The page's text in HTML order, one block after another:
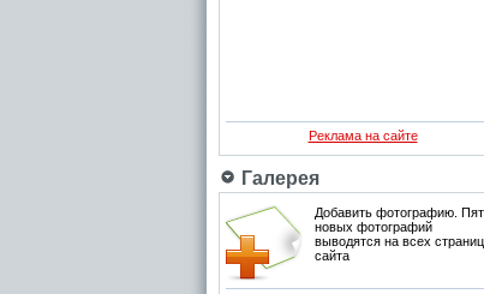
Реклама на сайте
Галерея
Добавить фотографию.
новых фотографий
выводятся на всех
сайта